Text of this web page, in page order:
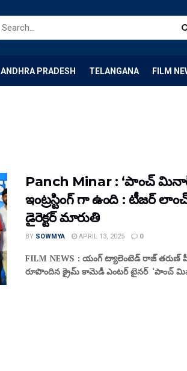
ANDHRA PRADESH TELANGANA FILM
Panch Minar : ‘పాంచ్
ఇంట్రస్టింగ్ గా ఉంది : టీజర్
డైరెక్టర్ మారుతి
BY SOWMYA APRIL 13, 2025 0
FILM NEWS : యంగ్ ట్యాలెంటెడ్ రాజ్
రూపొందిన క్రైమ్ కామెడీ ఎంటర్ టైనర్ ‘పాంచ్